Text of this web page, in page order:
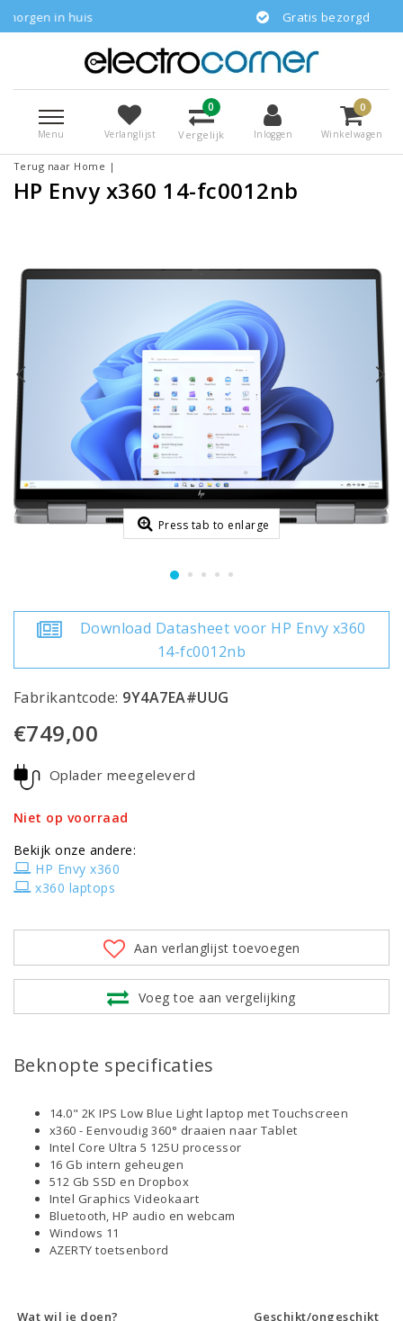
Gratis bezorgd
Menu Verlanglijst
0
Vergelijk Inloggen
0
Winkelwagen
Terug naar Home |
HP Envy x360 14-fc0012nb
Press tab to enlarge
Download Datasheet voor HP Envy x360
14-fc0012nb
Fabrikantcode: 9Y4A7EA#UUG
€749,00
Oplader meegeleverd
Niet op voorraad
Bekijk onze andere:
HP Envy x360
x360 laptops
Aan verlanglijst toevoegen
Voeg toe aan vergelijking
Beknopte specificaties
14.0" 2K IPS Low Blue Light laptop met Touchscreen
x360 - Eenvoudig 360° draaien naar Tablet
Intel Core Ultra 5 125U processor
16 Gb intern geheugen
512 Gb SSD en Dropbox
Intel Graphics Videokaart
Bluetooth, HP audio en webcam
Windows 11
AZERTY toetsenbord
Wat wil je doen?
Geschikt/ongeschikt